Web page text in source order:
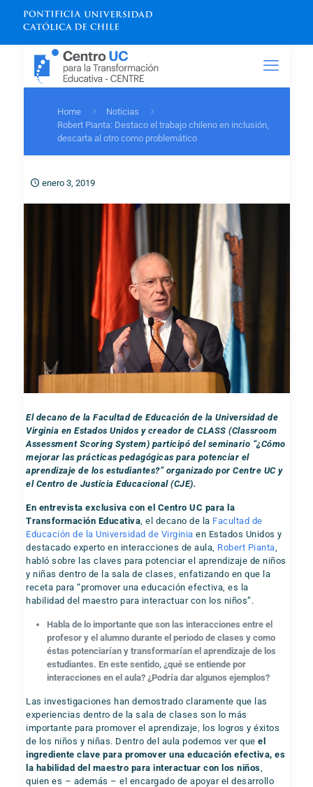
Home
Noticias
Robert Pianta: Destaco el trabajo chileno en inclusión,
descarta al otro como problemático
enero 3, 2019
El decano de la Facultad de Educación de la Universidad de
Virginia en Estados Unidos y creador de CLASS (Classroom
Assessment Scoring System) participó del seminario “¿Cómo
mejorar las prácticas pedagógicas para potenciar el
aprendizaje de los estudiantes?” organizado por Centre UC y
el Centro de Justicia Educacional (CJE).
En entrevista exclusiva con el Centro UC para la
Transformación Educativa , el decano de la Facultad de
Educación de la Universidad de Virginia en Estados Unidos y
destacado experto en interacciones de aula, Robert Pianta
habló sobre las claves para potenciar el aprendizaje de niños
y niñas dentro de la sala de clases, enfatizando en que la
receta para “promover una educación efectiva, es la
habilidad del maestro para interactuar con los niños”.
Habla de lo importante que son las interacciones entre el
profesor y el alumno durante el periodo de clases y como
éstas potenciarían y transformarían el aprendizaje de los
estudiantes. En este sentido, ¿qué se entiende por
interacciones en el aula? ¿Podría dar algunos ejemplos?
Las investigaciones han demostrado claramente que las
experiencias dentro de la sala de clases son lo más
importante para promover el aprendizaje, los logros y éxitos
de los niños y niñas. Dentro del aula podemos ver queel
ingrediente clave para promover una educación efectiva, es
la habilidad del maestro para interactuar con los niños
quien es – además – el encargado de apoyar el desarrollo